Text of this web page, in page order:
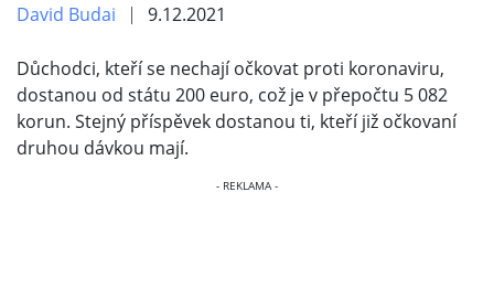
David Budai 9.12.2021
Důchodci, kteří se nechají očkovat proti koronaviru,
dostanou od státu 200 euro, což je v přepočtu 5 082
korun. Stejný příspěvek dostanou ti, kteří již očkovaní
druhou dávkou mají.